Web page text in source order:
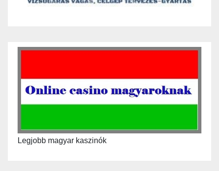
Legjobb magyar kaszinók